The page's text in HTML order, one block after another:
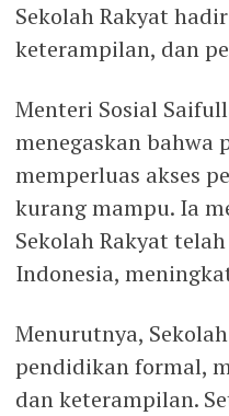
Sekolah Rakyat
keterampilan, dan
Menteri Sosial
menegaskan bahwa
memperluas akses
kurang mampu. Ia
Sekolah Rakyat
Indonesia,
Menurutnya,
pendidikan formal,
dan keterampilan.